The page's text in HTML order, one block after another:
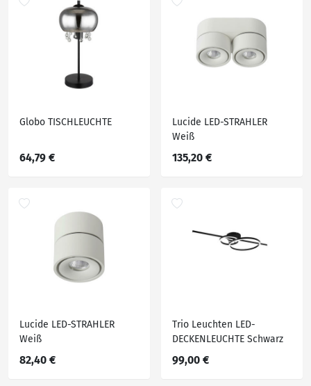
Globo TISCHLEUCHTE
64,79 €
Lucide LED-STRAHLER
Weiß
135,20 €
Lucide LED-STRAHLER
Weiß
82,40 €
Trio Leuchten LED-
DECKENLEUCHTE Schwarz
99,00 €